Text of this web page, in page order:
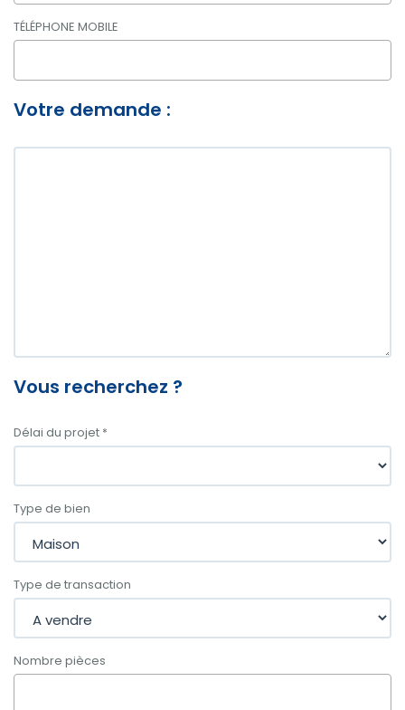
TÉLÉPHONE MOBILE
Votre demande :
Vous recherchez ?
Délai du projet *
Type de bien
Type de transaction
Nombre pièces